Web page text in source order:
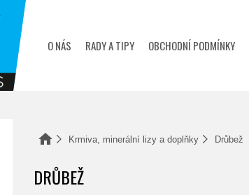
O NÁS RADY A TIPY OBCHODNÍ PODMÍNKY
zobrazit obsah košíku
Krmiva, minerální lizy a doplňky Drůbež
DRŮBEŽ